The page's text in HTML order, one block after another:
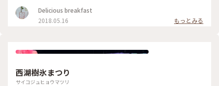
Delicious breakfast
2018.05.16
もっとみる
西湖樹氷まつり
サイコジュヒョウマツリ